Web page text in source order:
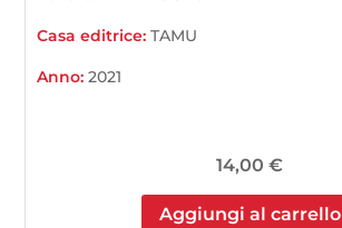
Casa editrice:TAMU
Anno:2021
14,00 €
Aggiungi al carrello